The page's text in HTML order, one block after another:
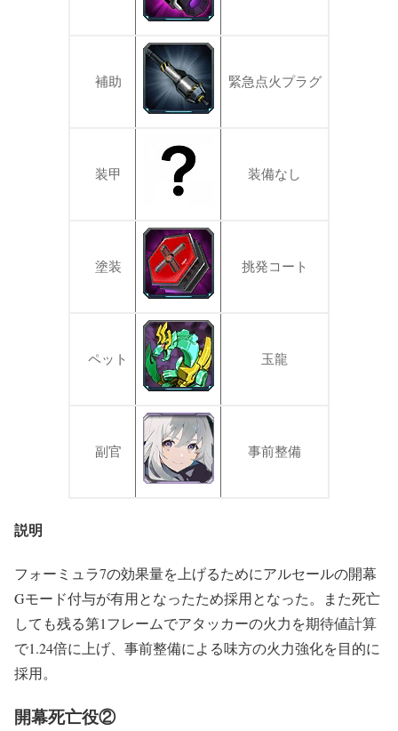
補助 緊急点火プラグ
装甲 装備なし
塗装 挑発コート
ペット 玉龍
副官 事前整備
説明
フォーミュラ7の効果量を上げるためにアルセールの開幕
Gモード付与が有用となったため採用となった。また死亡
しても残る第1フレームでアタッカーの火力を期待値計算
で1.24倍に上げ、事前整備による味方の火力強化を目的に
採用。
開幕死亡役②